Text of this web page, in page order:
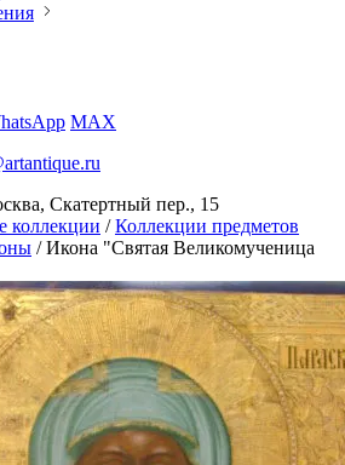
MAX
Скатертный пер., 15
коллекции / Коллекции предметов
/ Икона "Святая Великомученица